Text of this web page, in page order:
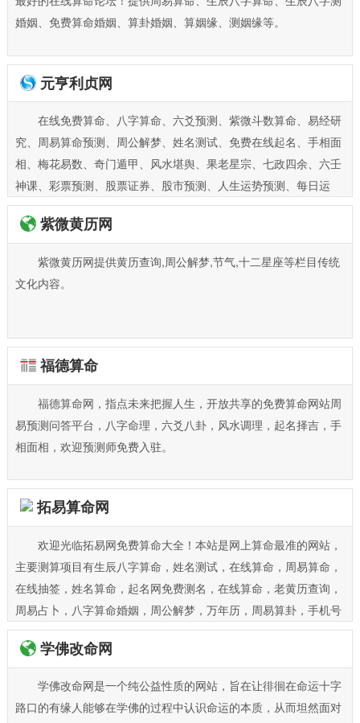
心”、“紫竹（周易）策划服务有限公司”进行环境改造和技术设备更
新，加大研究资金投入，加快了
婚姻、免费算命婚姻、算卦婚姻、算姻缘、测姻缘等。
元亨利贞网
在线免费算命、八字算命、六爻预测、紫微斗数算命、易经研
究、周易算命预测、周公解梦、姓名测试、免费在线起名、手相面
相、梅花易数、奇门遁甲、风水堪舆、果老星宗、七政四余、六壬
神课、彩票预测、股票证券、股市预测、人生运势预测、每日运
程、星座命理、在线抽签占卜等综合性易学研究和在线算命论坛。
紫微黄历网
紫微黄历网提供黄历查询,周公解梦,节气,十二星座等栏目传统
文化内容。
福德算命
福德算命网，指点未来把握人生，开放共享的免费算命网站周
易预测问答平台，八字命理，六爻八卦，风水调理，起名择吉，手
相面相，欢迎预测师免费入驻。
拓易算命网
欢迎光临拓易网免费算命大全！本站是网上算命最准的网站，
主要测算项目有生辰八字算命，姓名测试，在线算命，周易算命，
在线抽签，姓名算命，起名网免费测名，在线算命，老黄历查询，
周易占卜，八字算命婚姻，周公解梦，万年历，周易算卦，手机号
码测吉凶，姓名配对，车牌号码吉凶，塔罗牌占卜，2019年生肖运
程，宝宝起名打分，起名字大全，星座运程等。
学佛改命网
学佛改命网是一个纯公益性质的网站，旨在让徘徊在命运十字
路口的有缘人能够在学佛的过程中认识命运的本质，从而坦然面对